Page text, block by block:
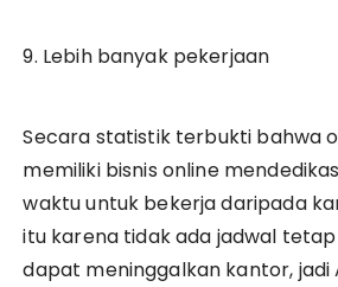
9. Lebih banyak pekerjaan
Secara statistik terbukti bahwa
memiliki bisnis online
waktu untuk bekerja daripada
itu karena tidak ada jadwal
dapat meninggalkan kantor, jadi